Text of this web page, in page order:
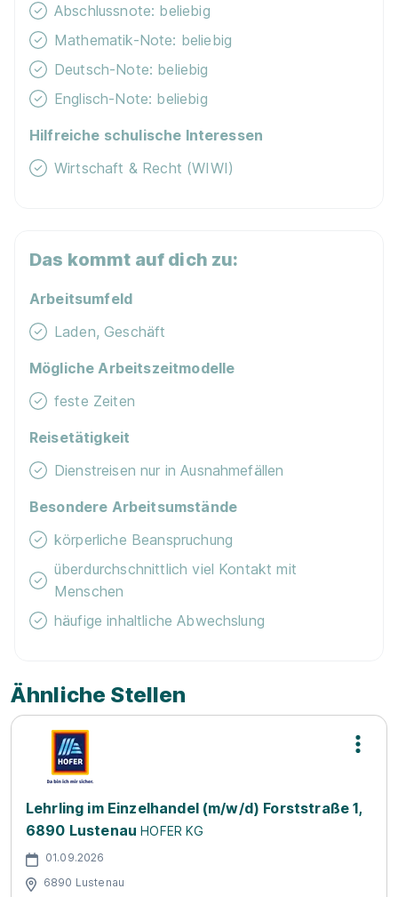
Ähnliche Stellen
Lehrling im Einzelhandel (m/w/d) Forststraße 1,
6890 Lustenau HOFER KG
01.09.2026
6890 Lustenau
Abschlussnote: beliebig
Mathematik-Note: beliebig
Deutsch-Note: beliebig
Englisch-Note: beliebig
Hilfreiche schulische Interessen
Wirtschaft & Recht (WIWI)
Das kommt auf dich zu:
Arbeitsumfeld
Laden, Geschäft
Mögliche Arbeitszeitmodelle
feste Zeiten
Reisetätigkeit
Dienstreisen nur in Ausnahmefällen
Besondere Arbeitsumstände
körperliche Beanspruchung
überdurchschnittlich viel Kontakt mit
Menschen
häufige inhaltliche Abwechslung